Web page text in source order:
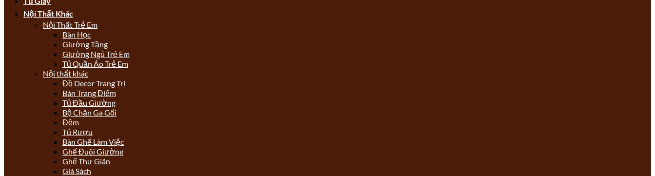
Nội Thất Khác
Nội Thất Trẻ Em
Bàn Học
Giường Tầng
Giường Ngủ Trẻ Em
Tủ Quần Áo Trẻ Em
Nội thất khác
Đồ Decor Trang Trí
Bàn Trang Điểm
Tủ Đầu Giường
Bộ Chăn Ga Gối
Đệm
Tủ Rượu
Bàn Ghế Làm Việc
Ghế Đuôi Giường
Ghế Thư Giãn
Giá Sách